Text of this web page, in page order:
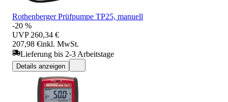
Rothenberger Prüfpumpe TP25, manuell
-20 %
UVP 260,34 €
207,98 €inkl. MwSt.
Lieferung bis 2-3 Arbeitstage
Details anzeigen